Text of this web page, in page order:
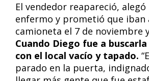
El vendedor reapareció,
enfermo y prometió que iban
camioneta el 7 de noviembre
Cuando Diego fue a
con el local vacío y tapado.
parado en la puerta,